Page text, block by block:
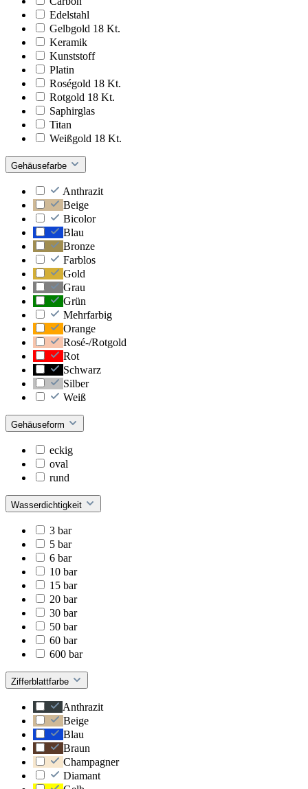
Edelstahl
Gelbgold 18 Kt.
Keramik
Kunststoff
Platin
Roségold 18 Kt.
Rotgold 18 Kt.
Saphirglas
Titan
Weißgold 18 Kt.
Gehäusefarbe
Anthrazit
Beige
Bicolor
Blau
Bronze
Farblos
Gold
Grau
Grün
Mehrfarbig
Orange
Rosé-/Rotgold
Rot
Schwarz
Silber
Weiß
Gehäuseform
eckig
oval
rund
Wasserdichtigkeit
3 bar
5 bar
6 bar
10 bar
15 bar
20 bar
30 bar
50 bar
60 bar
600 bar
Zifferblattfarbe
Anthrazit
Beige
Blau
Braun
Champagner
Diamant